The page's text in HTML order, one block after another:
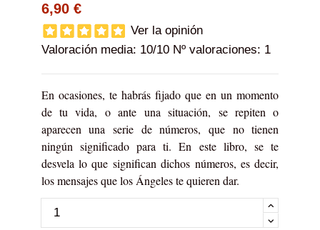
6,90 €
Ver la opinión
Valoración media: 10/10 Nº valoraciones: 1
En ocasiones, te habrás fijado que en un momento
de tu vida, o ante una situación, se repiten o
aparecen una serie de números, que no tienen
ningún significado para ti. En este libro, se te
desvela lo que significan dichos números, es decir,
los mensajes que los Ángeles te quieren dar.